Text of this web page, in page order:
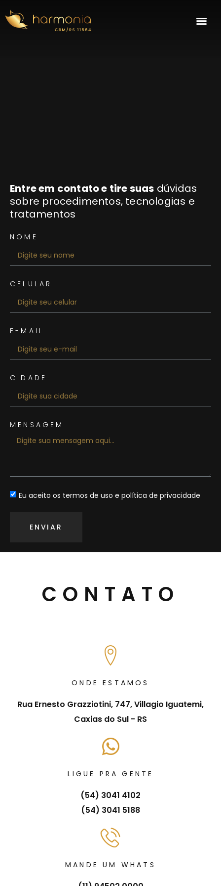
Entre em contato e tire suas dúvidas
sobre procedimentos, tecnologias e
tratamentos
NOME
CELULAR
E-MAIL
CIDADE
MENSAGEM
Eu aceito os termos de uso e política de privacidade
ENVIAR
CONTATO
ONDE ESTAMOS
Rua Ernesto Grazziotini, 747, Villagio Iguatemi,
Caxias do Sul - RS
LIGUE PRA GENTE
(54) 3041 4102
(54) 3041 5188
MANDE UM WHATS